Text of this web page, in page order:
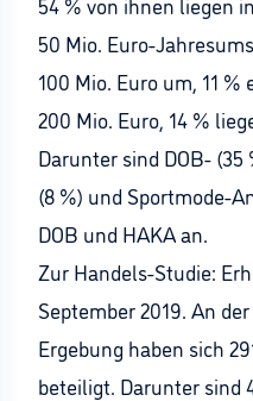
50 Mio. Euro-
100 Mio. Euro um, 11
200 Mio. Euro, 14 %
Darunter sind DOB- (35
(8 %) und Sportmode-
DOB und HAKA an.
Zur Handels-Studie:
September 2019. An
Ergebung haben sich
beteiligt. Darunter sind